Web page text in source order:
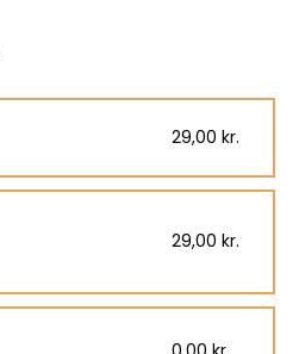
29,00 kr.
29,00 kr.